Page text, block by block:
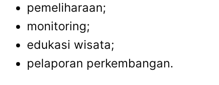
pemeliharaan;
monitoring;
edukasi wisata;
pelaporan perkembangan.